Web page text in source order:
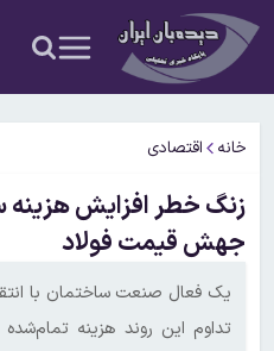
خانه اقتصادی
زنگ خطر افزایش
جهش قیمت فولاد
یک فعال صنعت ساختمان با
تداوم این روند هزینه